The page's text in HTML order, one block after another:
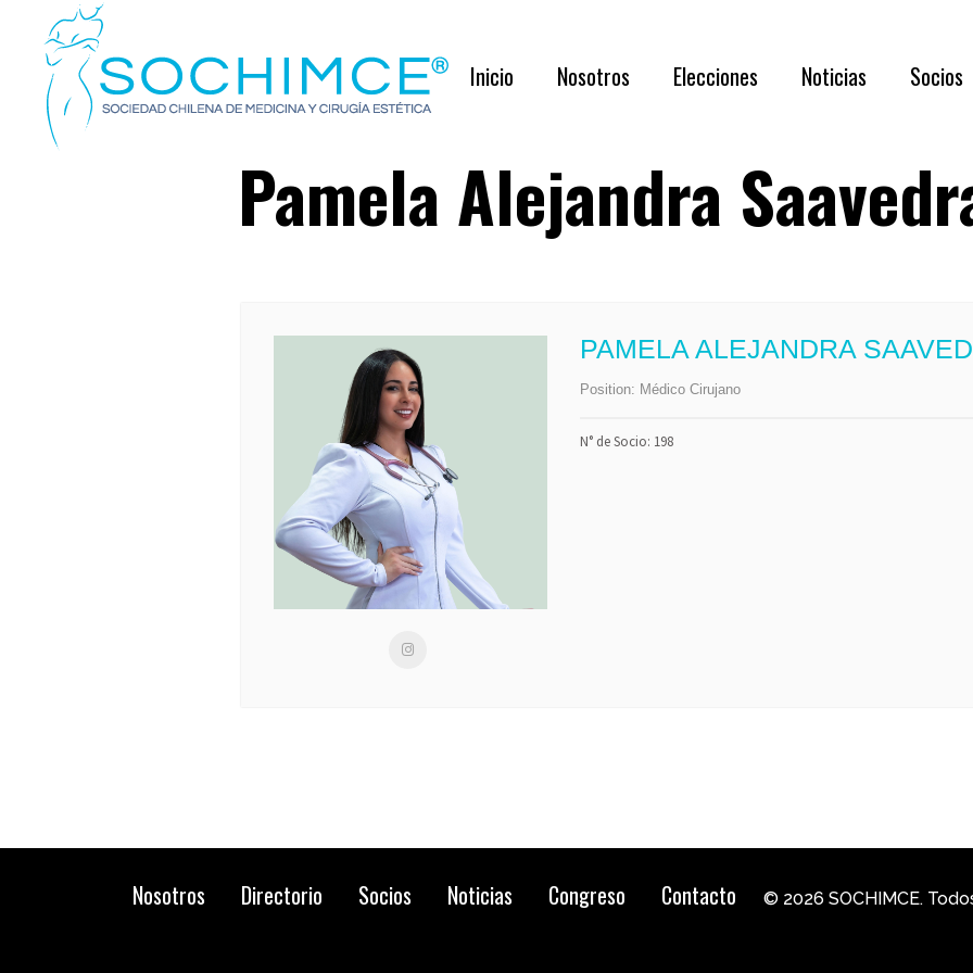
Inicio Nosotros
Acerca de Nosotros
Directorio 2026 – 2028
Elecciones
RESULTADOS
Asamblea
Noticias Socios
Directorio
Pamela Alejandra
PAMELA ALEJANDRA
Position: Médico Cirujano
N° de Socio: 198
Nosotros Directorio Socios Noticias Congreso Contacto
© 2026 SOCHIMCE.